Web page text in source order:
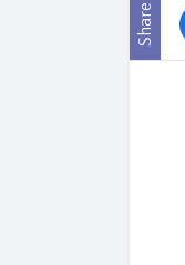
Share